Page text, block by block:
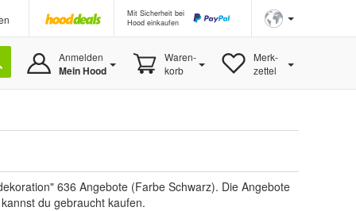
Mit Sicherheit bei
Hood einkaufen
Anmelden
Mein Hood
Waren-
korb
Merk-
zettel
636 Angebote (Farbe Schwarz). Die Angebote
du gebraucht kaufen.